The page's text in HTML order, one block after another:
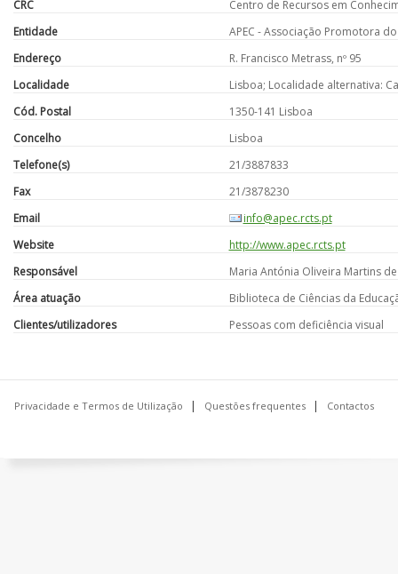
CRC
Centro de Recursos em
Entidade
APEC - Associação Promotora
Endereço
R. Francisco Metrass, nº 95
Localidade
Lisboa; Localidade alternativa:
Cód. Postal
1350-141 Lisboa
Concelho
Lisboa
Telefone(s)
21/3887833
Fax
21/3878230
Email
info@apec.rcts.pt
Website
http://www.apec.rcts.pt
Responsável
Maria Antónia Oliveira Martins
Área atuação
Biblioteca de Ciências da
Clientes/utilizadores
Pessoas com deficiência visual
Privacidade e Termos de Utilização Questões frequentes Contactos